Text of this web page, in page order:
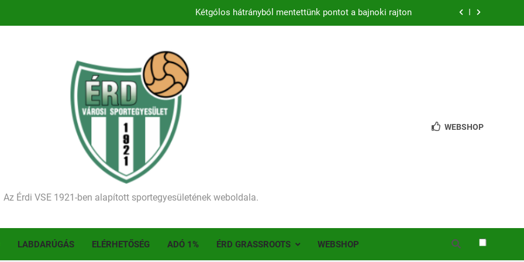
Kétgólos hátrányból mentettünk pontot a bajnoki rajton
Történelmet írt az I. Érdi Football Fesztivál – több mint 200 játékos lépett pályára Érden
Ellenfelünk visszalépése miatt játék nélkül jutottunk tovább a MOL Magyar Kupában
Kezdődik a 2026–2027-es szezon – hazai pályán rajtol az Érdi VSE!
Történelmet írt az I. Érdi Football Fesztivál – több mint 200 játékos lépett pályára Érden
Az Érdi VSE 1921-ben alapított sportegyesületének weboldala.
WEBSHOP
LABDARÚGÁS ELÉRHETŐSÉG ADÓ 1% ÉRD GRASSROOTS WEBSHOP